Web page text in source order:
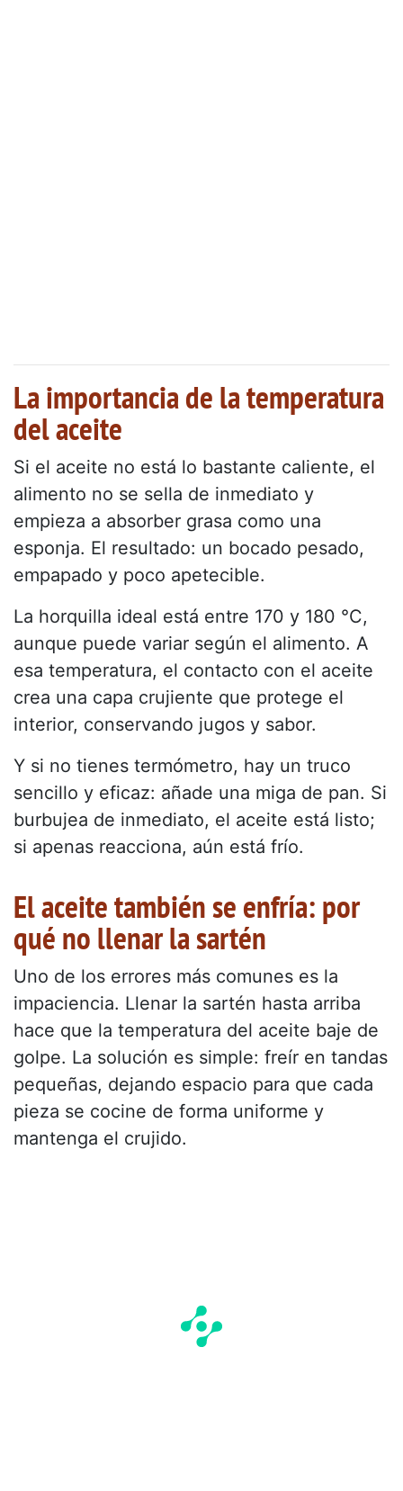
La importancia de la temperatura
del aceite
Si el aceite no está lo bastante caliente, el
alimento no se sella de inmediato y
empieza a absorber grasa como una
esponja. El resultado: un bocado pesado,
empapado y poco apetecible.
La horquilla ideal está entre 170 y 180 °C,
aunque puede variar según el alimento. A
esa temperatura, el contacto con el aceite
crea una capa crujiente que protege el
interior, conservando jugos y sabor.
Y si no tienes termómetro, hay un truco
sencillo y eficaz: añade una miga de pan. Si
burbujea de inmediato, el aceite está listo;
si apenas reacciona, aún está frío.
El aceite también se enfría: por
qué no llenar la sartén
Uno de los errores más comunes es la
impaciencia. Llenar la sartén hasta arriba
hace que la temperatura del aceite baje de
golpe. La solución es simple: freír en tandas
pequeñas, dejando espacio para que cada
pieza se cocine de forma uniforme y
mantenga el crujido.